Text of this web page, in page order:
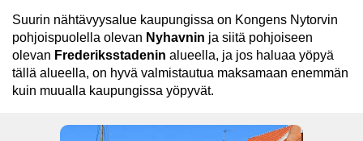
Suurin nähtävyysalue kaupungissa on Kongens Nytorvin
pohjoispuolella olevan Nyhavnin ja siitä pohjoiseen
olevan Frederiksstadenin alueella, ja jos haluaa yöpyä
tällä alueella, on hyvä valmistautua maksamaan enemmän
kuin muualla kaupungissa yöpyvät.